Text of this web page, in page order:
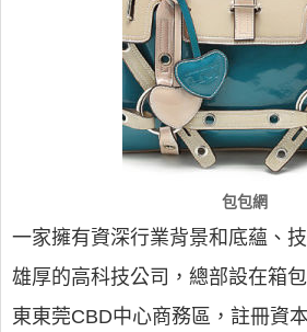
包包網
一家擁有資深行業背景和底蘊、
雄厚的高科技公司，總部設在箱
東東莞CBD中心商務區，註冊資